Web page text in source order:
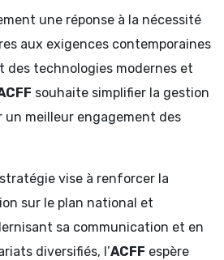
une réponse à la nécessité
aux exigences contemporaines
des technologies modernes et
souhaite simplifier la gestion
un meilleur engagement des
vise à renforcer la
sur le plan national et
sa communication et en
diversifiés, l’ACFF espère